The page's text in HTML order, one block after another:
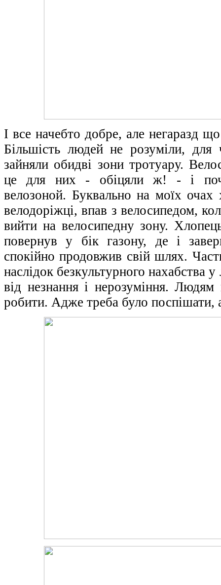
І все начебто добре, але негаразд
Більшість людей не розуміли, для
зайняли обидві зони тротуару.
це для них - обіцяли ж! - і
велозоной. Буквально на моїх очах
велодоріжці, впав з велосипедом,
вийти на велосипедну зону.
повернув у бік газону, де і
спокійно продовжив свій шлях.
наслідок безкультурного нахабства
від незнання і нерозуміння.
робити. Адже треба було поспішати,